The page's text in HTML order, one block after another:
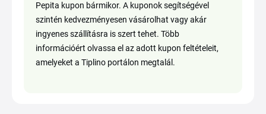
Pepita kupon bármikor. A kuponok segítségével
szintén kedvezményesen vásárolhat vagy akár
ingyenes szállításra is szert tehet. Több
információért olvassa el az adott kupon feltételeit,
amelyeket a Tiplino portálon megtalál.